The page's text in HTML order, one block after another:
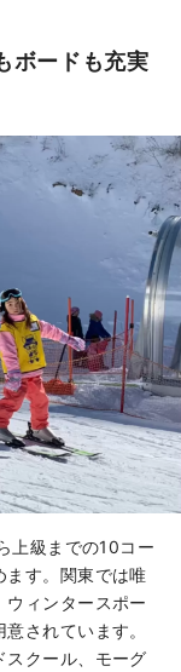
ボードも充実
上級までの10コー
ます。関東では唯
ィンタースポー
されています。
スクール、モーグ